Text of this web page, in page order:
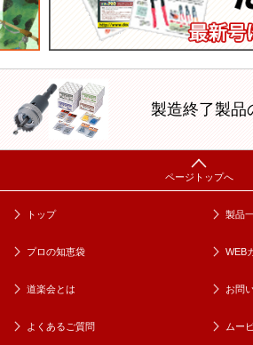
製造終了製品
トップ 製品
プロの知恵袋 WEB
道楽会とは お問
よくあるご質問 ムー